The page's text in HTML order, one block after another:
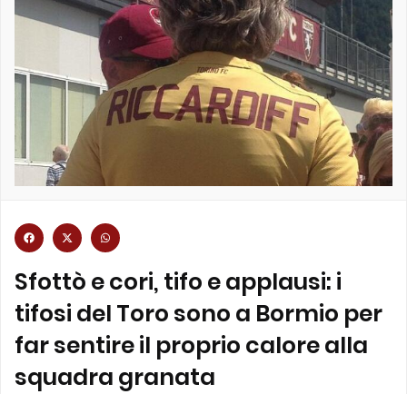
Sfottò e cori, tifo e applausi: i
tifosi del Toro sono a Bormio per
far sentire il proprio calore alla
squadra granata